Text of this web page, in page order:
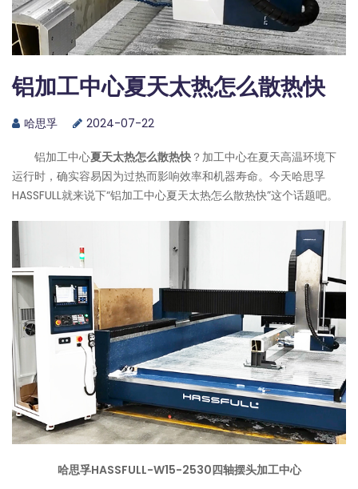
铝加工中心夏天太热怎么散热快
哈思孚 2024-07-22
铝加工中心夏天太热怎么散热快 ？加工中心在夏天高温环境下
运行时，确实容易因为过热而影响效率和机器寿命。今天哈思孚
HASSFULL就来说下“铝加工中心夏天太热怎么散热快”这个话题吧。
哈思孚HASSFULL-W15-2530四轴摆头加工中心